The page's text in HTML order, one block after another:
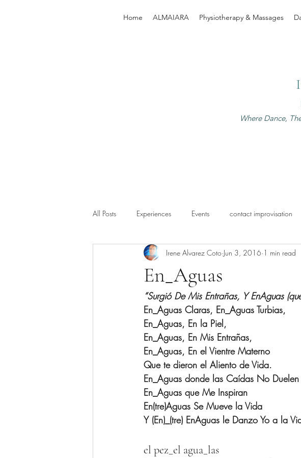
Home ALMAIARA Physiotherapy & Massages
Where Dance,
All Posts Experiences Events contact improvisation
Workshops Videos
En_Aguas
Irene Alvarez Coto Jun 3, 2016 1 min read
“Surgió De Mis Entrañas, Y EnAguas
En_Aguas Claras, En_Aguas Turbias,
En_Aguas, En la Piel,
En_Aguas, En Mis Entrañas,
En_Aguas, En el Vientre Materno
Que te dieron el Aliento de Vida.
En_Aguas donde las Caídas No Duelen
En_Aguas que Me Inspiran
En(tre)Aguas Se Mueve la Vida
Y (En)_(tre) EnAguas le Danzo Yo a la
el pez_el agua_las